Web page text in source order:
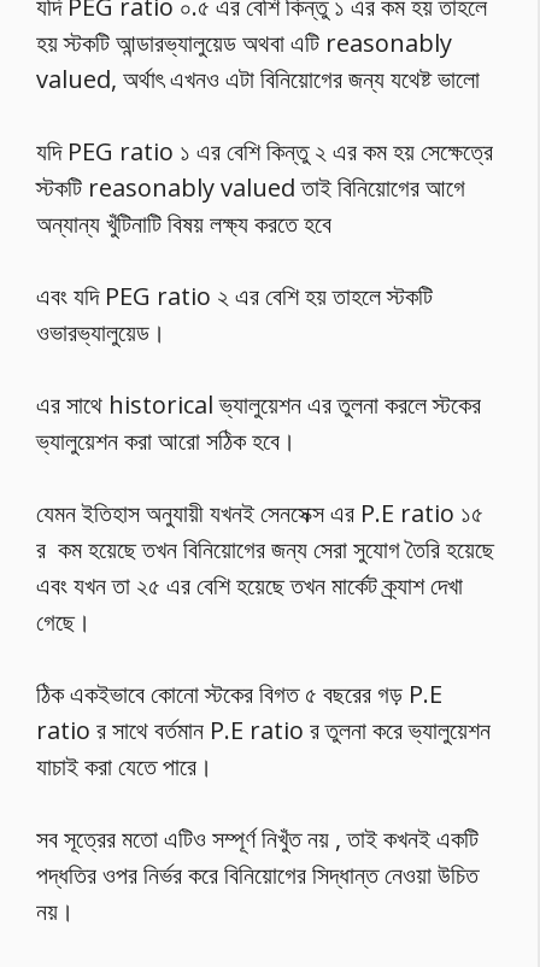
যদি PEG ratio ০.৫ এর বেশি কিন্তু ১ এর কম হয় তাহলে
হয় স্টকটি আন্ডারভ্যালুয়েড অথবা এটি reasonably
valued, অর্থাৎ এখনও এটা বিনিয়োগের জন্য যথেষ্ট ভালো
যদি PEG ratio ১ এর বেশি কিন্তু ২ এর কম হয় সেক্ষেত্রে
স্টকটি reasonably valued তাই বিনিয়োগের আগে
অন্যান্য খুঁটিনাটি বিষয় লক্ষ্য করতে হবে
এবং যদি PEG ratio ২ এর বেশি হয় তাহলে স্টকটি
ওভারভ্যালুয়েড।
এর সাথে historical ভ্যালুয়েশন এর তুলনা করলে স্টকের
ভ্যালুয়েশন করা আরো সঠিক হবে।
যেমন ইতিহাস অনুযায়ী যখনই সেনসেক্স এর P.E ratio ১৫
র কম হয়েছে তখন বিনিয়োগের জন্য সেরা সুযোগ তৈরি হয়েছে
এবং যখন তা ২৫ এর বেশি হয়েছে তখন মার্কেট ক্র্যাশ দেখা
গেছে।
ঠিক একইভাবে কোনো স্টকের বিগত ৫ বছরের গড় P.E
ratio র সাথে বর্তমান P.E ratio র তুলনা করে ভ্যালুয়েশন
যাচাই করা যেতে পারে।
সব সূত্রের মতো এটিও সম্পূর্ণ নিখুঁত নয় , তাই কখনই একটি
পদ্ধতির ওপর নির্ভর করে বিনিয়োগের সিদ্ধান্ত নেওয়া উচিত
নয়।